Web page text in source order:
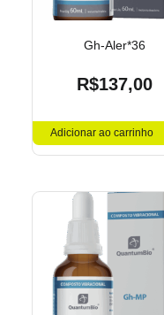
Gh-Aler*36
R$137,00
Adicionar ao carrinho